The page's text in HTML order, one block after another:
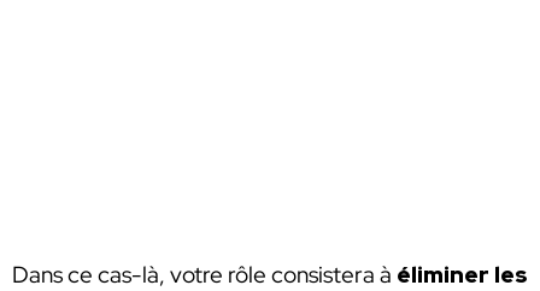
Dans ce cas-là, votre rôle consistera à éliminer les